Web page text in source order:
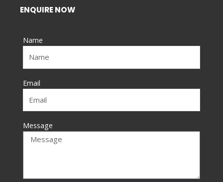
ENQUIRE NOW
Name
Email
Message